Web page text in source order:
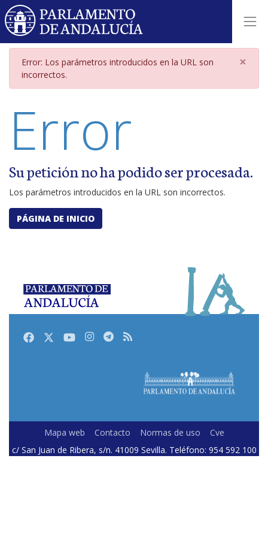
Página de error por parámetros
Error: Los parámetros introducidos en la URL son
incorrectos.
×
Error
Su petición no ha podido ser procesada.
Los parámetros introducidos en la URL son incorrectos.
PÁGINA DE INICIO
FacebookTwitterYoutubeInstagram
Telegram
RSS
Mapa web Contacto Normas de uso
Cve
c/ San Juan de Ribera, s/n. 41009 Sevilla. Teléfono: 954 592 100